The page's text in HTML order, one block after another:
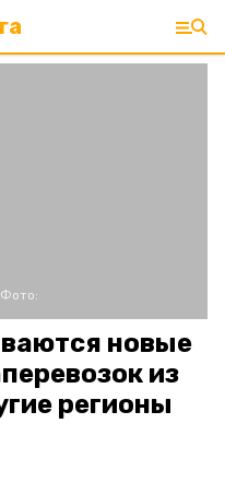
Фото:
новые
из
регионы